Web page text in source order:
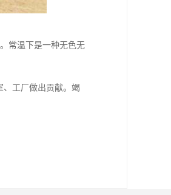
常温下是一种无色无
、工厂做出贡献。竭